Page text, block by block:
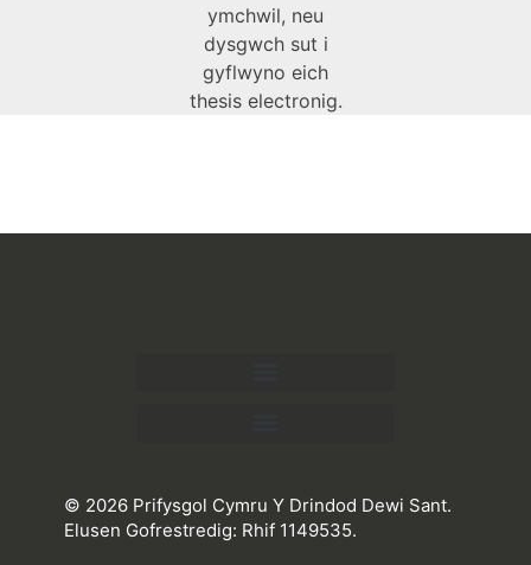
ymchwil, neu
dysgwch sut i
gyflwyno eich
thesis electronig.
© 2026 Prifysgol Cymru Y Drindod Dewi Sant.
Elusen Gofrestredig: Rhif 1149535.